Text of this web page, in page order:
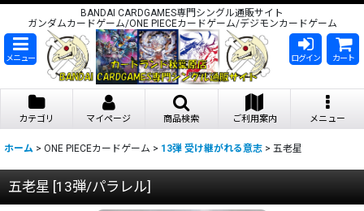
BANDAI CARDGAMES専門シングル通販サイト
ガンダムカードゲーム/ONE PIECEカードゲーム/デジモンカードゲーム
メニュー ログイン カート
カテゴリ マイページ 商品検索 ご利用案内 メニュー
ホーム > ONE PIECEカードゲーム > 13弾 受け継がれる意志 > 五老星
五老星 [13弾/パラレル]